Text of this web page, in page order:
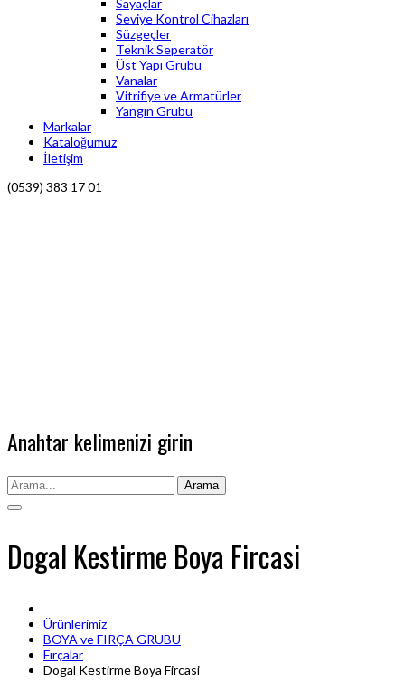
Seviye Kontrol Cihazları
Süzgeçler
Teknik Seperatör
Üst Yapı Grubu
Vanalar
Vitrifiye ve Armatürler
Yangın Grubu
Markalar
Kataloğumuz
İletişim
(0539) 383 17 01
Anahtar kelimenizi girin
Arama
Dogal Kestirme Boya Fircasi
Ürünlerimiz
BOYA ve FIRÇA GRUBU
Fırçalar
Dogal Kestirme Boya Fircasi